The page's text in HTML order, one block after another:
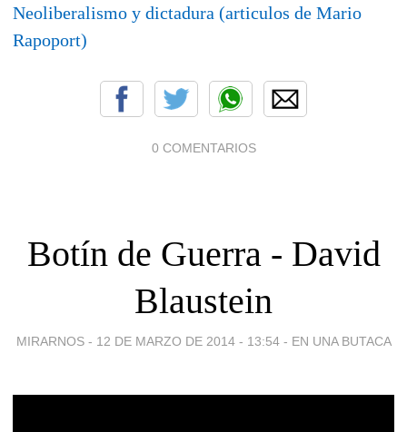
Neoliberalismo y dictadura (articulos de Mario
Rapoport)
0 COMENTARIOS
Botín de Guerra - David
Blaustein
MIRARNOS - 12 DE MARZO DE 2014 - 13:54 - EN UNA BUTACA